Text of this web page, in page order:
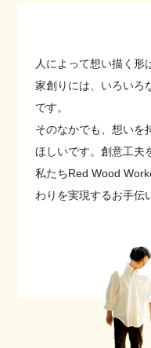
人によって想い描く形
家創りには、いろいろ
です。
そのなかでも、想いを
ほしいです。創意工夫
私たちRed Wood
わりを実現するお手伝